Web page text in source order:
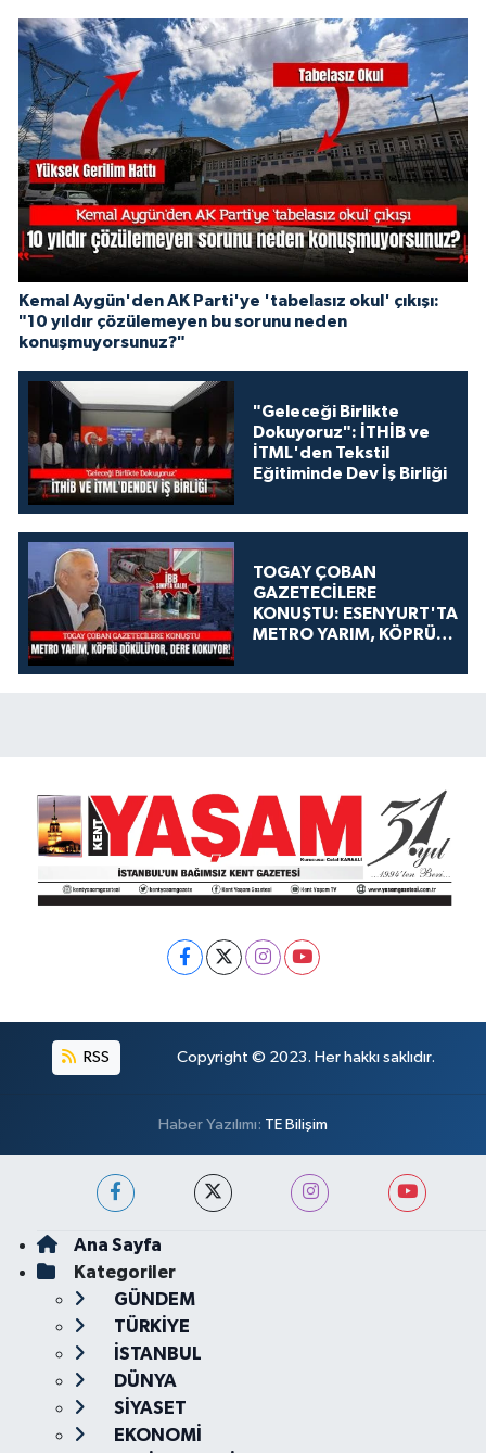
Kemal Aygün'den AK Parti'ye 'tabelasız okul' çıkışı:
"10 yıldır çözülemeyen bu sorunu neden
konuşmuyorsunuz?"
"Geleceği Birlikte
Dokuyoruz": İTHİB ve
İTML'den Tekstil
Eğitiminde Dev İş Birliği
TOGAY ÇOBAN
GAZETECİLERE
KONUŞTU: ESENYURT'TA
METRO YARIM, KÖPRÜ
KOKUYOR!
RSS Copyright © 2023. Her hakkı saklıdır.
Haber Yazılımı: TE Bilişim
Ana Sayfa
Kategoriler
GÜNDEM
TÜRKİYE
İSTANBUL
DÜNYA
SİYASET
EKONOMİ